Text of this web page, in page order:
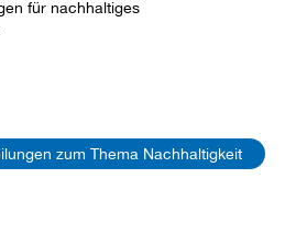
für nachhaltiges
zum Thema Nachhaltigkeit